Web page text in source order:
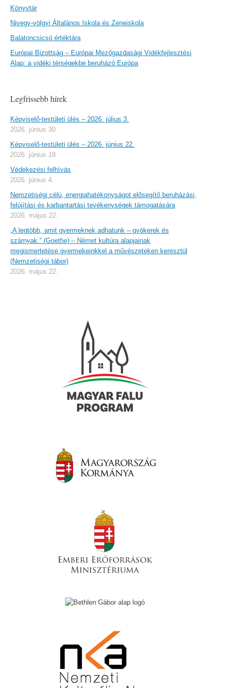
Könyvtár
Nivegy-völgyi Általános Iskola és Zeneiskola
Balatoncsicsó értéktára
Európai Bizottság – Európai Mezőgazdasági Vidékfejlesztési
Alap: a vidéki térségekbe beruházó Európa
Legfrissebb hírek
Képviselő-testületi ülés – 2026. július 3.
2026. június 30.
Képviselő-testületi ülés – 2026. június 22.
2026. június 19.
Védekezési felhívás
2026. június 4.
Nemzetiségi célú, energiahatékonyságot elősegítő beruházási,
felújítási és karbantartási tevékenységek támogatására
2026. május 22.
„A legtöbb, amit gyermeknek adhatunk – gyökerek és
szárnyak.” (Goethe) – Német kultúra alapjainak
megismertetése gyermekeinkkel a művészeteken keresztül
(Nemzetiségi tábor)
2026. május 22.